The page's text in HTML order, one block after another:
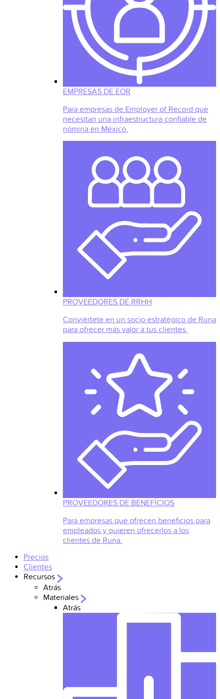
EMPRESAS DE EOR
Para empresas de Employer of Record que
necesitan una infraestructura confiable de
nómina en México.
PROVEEDORES DE RRHH
Conviértete en un socio estratégico de Runa
para ofrecer más valor a tus clientes.
PROVEEDORES DE BENEFÍCIOS
Para empresas que ofrecen beneficios para
empleados y quieren ofrecerlos a los
clientes de Runa.
Precios
Clientes
Recursos
Atrás
Materiales
Atrás